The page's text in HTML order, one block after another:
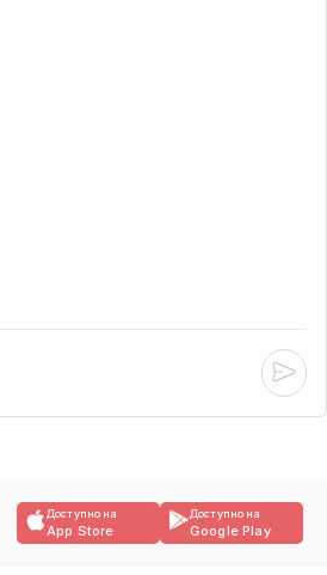
Доступно на
App Store
Доступно на
Google Play